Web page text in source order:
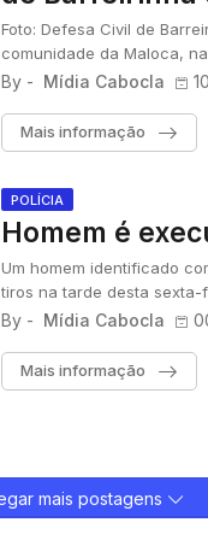
assistência
Foto: Defesa Civil de
comunidade da Maloca,
By - Mídia Cabocla
Mais informação
POLÍCIA
Homem é
Um homem identificado
tiros na tarde desta
By - Mídia Cabocla
Mais informação
mais postagens